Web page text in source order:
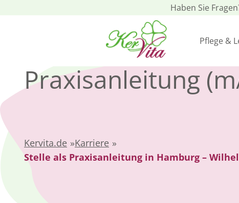
Haben Sie
Pflege &
Praxisanleitung
Kervita.de »Karriere »
Stelle als Praxisanleitung in Hamburg –